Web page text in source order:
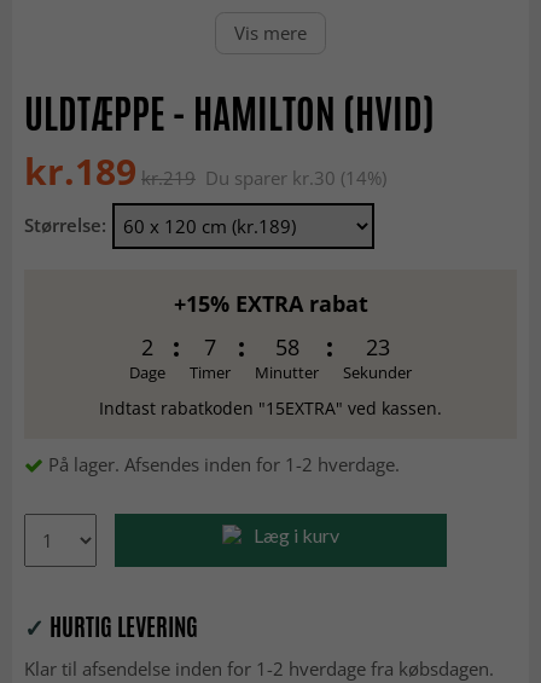
Vis mere
ULDTÆPPE - HAMILTON (HVID)
kr.189 kr.219 Du sparer kr.30 (14%)
Størrelse:
+15% EXTRA rabat
2
Dage
7
Timer
58
Minutter
23
Sekunder
Indtast rabatkoden "15EXTRA" ved kassen.
På lager. Afsendes inden for 1-2 hverdage.
Læg i kurv
✓ HURTIG LEVERING
Klar til afsendelse inden for 1-2 hverdage fra købsdagen.